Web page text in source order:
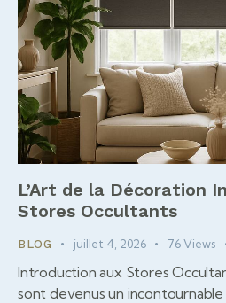
L’Art de la Décoration
Stores Occultants
BLOG juillet 4, 2026 76 Views
Introduction aux Stores
sont devenus un